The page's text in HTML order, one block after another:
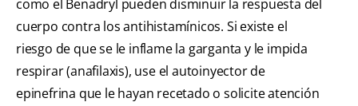
como el Benadryl pueden disminuir la respuesta del
cuerpo contra los antihistamínicos. Si existe el
riesgo de que se le inflame la garganta y le impida
respirar (anafilaxis), use el autoinyector de
epinefrina que le hayan recetado o solicite atención